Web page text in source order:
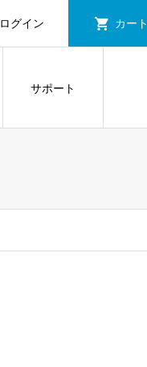
ログイン カート
サポート